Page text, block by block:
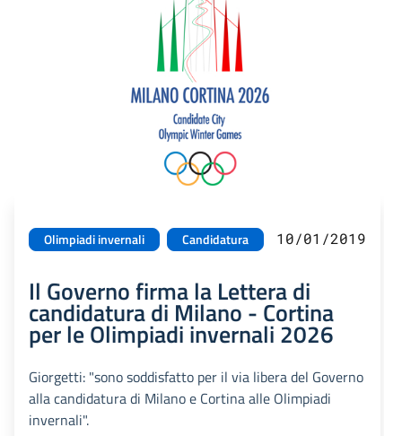
Olimpiadi invernali Candidatura 10/01/2019
Il Governo firma la Lettera di
candidatura di Milano - Cortina
per le Olimpiadi invernali 2026
Giorgetti: "sono soddisfatto per il via libera del Governo
alla candidatura di Milano e Cortina alle Olimpiadi
invernali".